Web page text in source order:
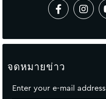
จดหมายข่าว
Enter your e-mail address